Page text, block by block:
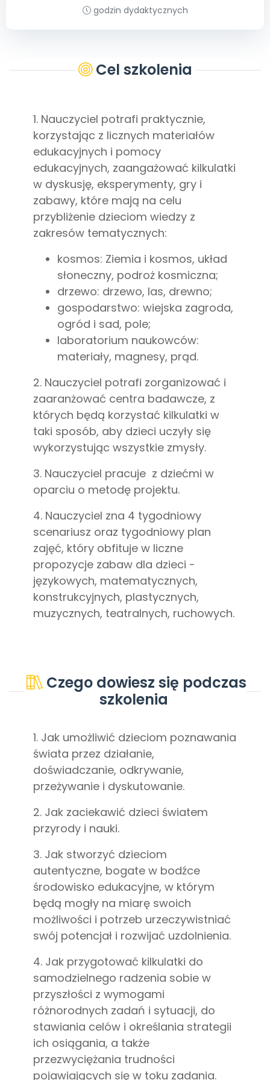
Archiwalne numerygodzin dydaktycznych
Cel szkolenia
1. Nauczyciel potrafi praktycznie,
korzystając z licznych materiałów
edukacyjnych i pomocy
edukacyjnych, zaangażować kilkulatki
w dyskusję, eksperymenty, gry i
zabawy, które mają na celu
przybliżenie dzieciom wiedzy z
zakresów tematycznych:
kosmos: Ziemia i kosmos, układ
słoneczny, podroż kosmiczna;
drzewo: drzewo, las, drewno;
gospodarstwo: wiejska zagroda,
ogród i sad, pole;
laboratorium naukowców:
materiały, magnesy, prąd.
2. Nauczyciel potrafi zorganizować i
zaaranżować centra badawcze, z
których będą korzystać kilkulatki w
taki sposób, aby dzieci uczyły się
wykorzystując wszystkie zmysły.
3. Nauczyciel pracuje z dziećmi w
oparciu o metodę projektu.
4. Nauczyciel zna 4 tygodniowy
scenariusz oraz tygodniowy plan
zajęć, który obfituje w liczne
propozycje zabaw dla dzieci -
językowych, matematycznych,
konstrukcyjnych, plastycznych,
muzycznych, teatralnych, ruchowych.
Czego dowiesz się podczas
szkolenia
1. Jak umożliwić dzieciom poznawania
świata przez działanie,
doświadczanie, odkrywanie,
przeżywanie i dyskutowanie.
2. Jak zaciekawić dzieci światem
przyrody i nauki.
3. Jak stworzyć dzieciom
autentyczne, bogate w bodźce
środowisko edukacyjne, w którym
będą mogły na miarę swoich
możliwości i potrzeb urzeczywistniać
swój potencjał i rozwijać uzdolnienia.
4. Jak przygotować kilkulatki do
samodzielnego radzenia sobie w
przyszłości z wymogami
różnorodnych zadań i sytuacji, do
stawiania celów i określania strategii
ich osiągania, a także
przezwyciężania trudności
pojawiających się w toku zadania.